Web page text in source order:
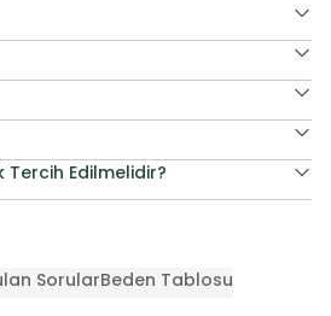
Tercih Edilmelidir?
SorularBeden Tablosu